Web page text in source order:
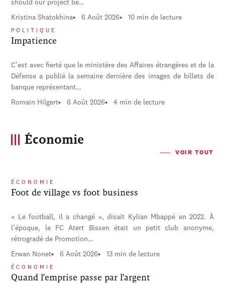
should our project be…
Kristina Shatokhina 6 Août 2026 10 min de lecture
POLITIQUE
Impatience
C'est avec fierté que le ministère des Affaires étrangères et de la
Défense a publié la semaine dernière des images de billets de
banque représentant…
Romain Hilgert 6 Août 2026 4 min de lecture
Économie
VOIR TOUT
ÉCONOMIE
Foot de village vs foot business
« Le football, il a changé », disait Kylian Mbappé en 2022. À
l’époque, le FC Atert Bissen était un petit club anonyme,
rétrogradé de Promotion…
Erwan Nonet 6 Août 2026 13 min de lecture
ÉCONOMIE
Quand l’emprise passe par l’argent